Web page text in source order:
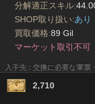
分解適正スキル:
SHOP取り扱い:あり
買取価格:89 Gil
マーケット取引不可
入手先 : 交換に必要な軍票
2,710